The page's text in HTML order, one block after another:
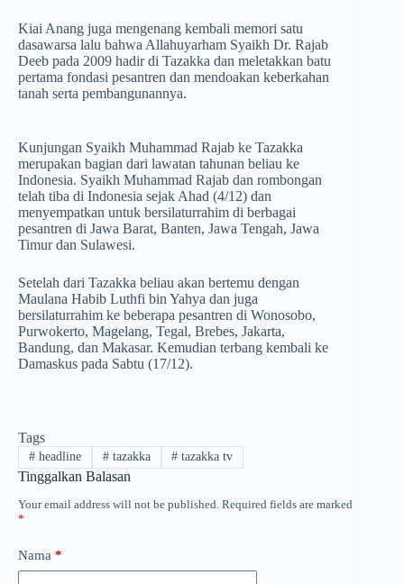
Kiai Anang juga mengenang kembali memori satu
dasawarsa lalu bahwa Allahuyarham Syaikh Dr. Rajab
Deeb pada 2009 hadir di Tazakka dan meletakkan batu
pertama fondasi pesantren dan mendoakan keberkahan
tanah serta pembangunannya.
Kunjungan Syaikh Muhammad Rajab ke Tazakka
merupakan bagian dari lawatan tahunan beliau ke
Indonesia. Syaikh Muhammad Rajab dan rombongan
telah tiba di Indonesia sejak Ahad (4/12) dan
menyempatkan untuk bersilaturrahim di berbagai
pesantren di Jawa Barat, Banten, Jawa Tengah, Jawa
Timur dan Sulawesi.
Setelah dari Tazakka beliau akan bertemu dengan
Maulana Habib Luthfi bin Yahya dan juga
bersilaturrahim ke beberapa pesantren di Wonosobo,
Purwokerto, Magelang, Tegal, Brebes, Jakarta,
Bandung, dan Makasar. Kemudian terbang kembali ke
Damaskus pada Sabtu (17/12).
Tags
#headline #tazakka # tazakka tv
Tinggalkan Balasan
Your email address will not be published. Required fields are marked
*
Nama *